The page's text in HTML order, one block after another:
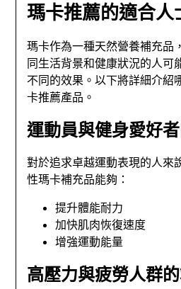
瑪卡推薦的適合人
瑪卡作為一種天然營養補充品
同生活背景和健康狀況的人可
不同的效果。以下將詳細介紹
卡推薦產品。
運動員與健身愛好
對於追求卓越運動表現的人來
性瑪卡補充品能夠：
提升體能耐力
加快肌肉恢復速度
增強運動能量
高壓力與疲勞人群